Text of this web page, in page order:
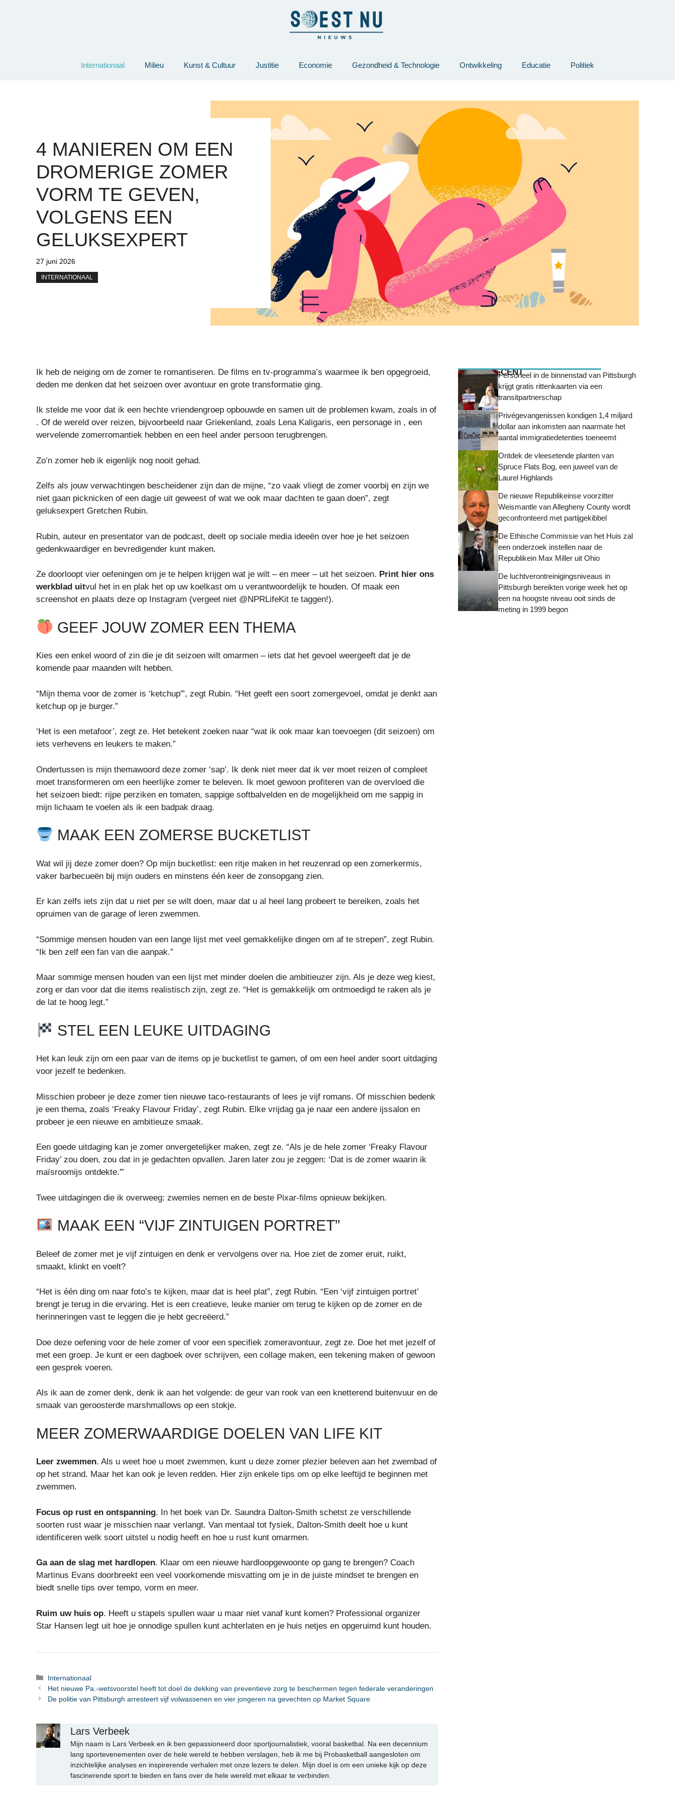
Internationaal Milieu Kunst & Cultuur Justitie Economie Gezondheid & Technologie Ontwikkeling Educatie Politiek
4 MANIEREN OM EEN ​​
DROMERIGE ZOMER
VORM TE GEVEN,
VOLGENS EEN
GELUKSEXPERT
27 juni 2026
INTERNATIONAAL
Ik heb de neiging om de zomer te romantiseren. De films en tv-programma’s waarmee ik ben opgegroeid,
deden me denken dat het seizoen over avontuur en grote transformatie ging.
Ik stelde me voor dat ik een hechte vriendengroep opbouwde en samen uit de problemen kwam, zoals in of
. Of de wereld over reizen, bijvoorbeeld naar Griekenland, zoals Lena Kaligaris, een personage in , een
wervelende zomerromantiek hebben en een heel ander persoon terugbrengen.
Zo’n zomer heb ik eigenlijk nog nooit gehad.
Zelfs als jouw verwachtingen bescheidener zijn dan de mijne, “zo vaak vliegt de zomer voorbij en zijn we
niet gaan picknicken of een dagje uit geweest of wat we ook maar dachten te gaan doen”, zegt
geluksexpert Gretchen Rubin.
Rubin, auteur en presentator van de podcast, deelt op sociale media ideeën over hoe je het seizoen
gedenkwaardiger en bevredigender kunt maken.
Ze doorloopt vier oefeningen om je te helpen krijgen wat je wilt – en meer – uit het seizoen. Print hier ons
werkblad uitvul het in en plak het op uw koelkast om u verantwoordelijk te houden. Of maak een
screenshot en plaats deze op Instagram (vergeet niet @NPRLifeKit te taggen!).
GEEF JOUW ZOMER EEN THEMA
Kies een enkel woord of zin die je dit seizoen wilt omarmen – iets dat het gevoel weergeeft dat je de
komende paar maanden wilt hebben.
“Mijn thema voor de zomer is ‘ketchup'”, zegt Rubin. “Het geeft een soort zomergevoel, omdat je denkt aan
ketchup op je burger.”
‘Het is een metafoor’, zegt ze. Het betekent zoeken naar “wat ik ook maar kan toevoegen (dit seizoen) om
iets verhevens en leukers te maken.”
Ondertussen is mijn themawoord deze zomer ‘sap’. Ik denk niet meer dat ik ver moet reizen of compleet
moet transformeren om een ​​heerlijke zomer te beleven. Ik moet gewoon profiteren van de overvloed die
het seizoen biedt: rijpe perziken en tomaten, sappige softbalvelden en de mogelijkheid om me sappig in
mijn lichaam te voelen als ik een badpak draag.
MAAK EEN ZOMERSE BUCKETLIST
Wat wil jij deze zomer doen? Op mijn bucketlist: een ritje maken in het reuzenrad op een zomerkermis,
vaker barbecueën bij mijn ouders en minstens één keer de zonsopgang zien.
Er kan zelfs iets zijn dat u niet per se wilt doen, maar dat u al heel lang probeert te bereiken, zoals het
opruimen van de garage of leren zwemmen.
“Sommige mensen houden van een lange lijst met veel gemakkelijke dingen om af te strepen”, zegt Rubin.
“Ik ben zelf een fan van die aanpak.”
Maar sommige mensen houden van een lijst met minder doelen die ambitieuzer zijn. Als je deze weg kiest,
zorg er dan voor dat die items realistisch zijn, zegt ze. “Het is gemakkelijk om ontmoedigd te raken als je
de lat te hoog legt.”
STEL EEN LEUKE UITDAGING
Het kan leuk zijn om een ​​paar van de items op je bucketlist te gamen, of om een ​​heel ander soort uitdaging
voor jezelf te bedenken.
Misschien probeer je deze zomer tien nieuwe taco-restaurants of lees je vijf romans. Of misschien bedenk
je een thema, zoals ‘Freaky Flavour Friday’, zegt Rubin. Elke vrijdag ga je naar een andere ijssalon en
probeer je een nieuwe en ambitieuze smaak.
Een goede uitdaging kan je zomer onvergetelijker maken, zegt ze. “Als je de hele zomer ‘Freaky Flavour
Friday’ zou doen, zou dat in je gedachten opvallen. Jaren later zou je zeggen: ‘Dat is de zomer waarin ik
maïsroomijs ontdekte.'”
Twee uitdagingen die ik overweeg: zwemles nemen en de beste Pixar-films opnieuw bekijken.
MAAK EEN “VIJF ZINTUIGEN PORTRET”
Beleef de zomer met je vijf zintuigen en denk er vervolgens over na. Hoe ziet de zomer eruit, ruikt,
smaakt, klinkt en voelt?
“Het is één ding om naar foto’s te kijken, maar dat is heel plat”, zegt Rubin. “Een ‘vijf zintuigen portret’
brengt je terug in die ervaring. Het is een creatieve, leuke manier om terug te kijken op de zomer en de
herinneringen vast te leggen die je hebt gecreëerd.”
Doe deze oefening voor de hele zomer of voor een specifiek zomeravontuur, zegt ze. Doe het met jezelf of
met een groep. Je kunt er een dagboek over schrijven, een collage maken, een tekening maken of gewoon
een gesprek voeren.
Als ik aan de zomer denk, denk ik aan het volgende: de geur van rook van een knetterend buitenvuur en de
smaak van geroosterde marshmallows op een stokje.
MEER ZOMERWAARDIGE DOELEN VAN LIFE KIT
Leer zwemmen. Als u weet hoe u moet zwemmen, kunt u deze zomer plezier beleven aan het zwembad of
op het strand. Maar het kan ook je leven redden. Hier zijn enkele tips om op elke leeftijd te beginnen met
zwemmen.
Focus op rust en ontspanning. In het boek van Dr. Saundra Dalton-Smith schetst ze verschillende
soorten rust waar je misschien naar verlangt. Van mentaal tot fysiek, Dalton-Smith deelt hoe u kunt
identificeren welk soort uitstel u nodig heeft en hoe u rust kunt omarmen.
Ga aan de slag met hardlopen. Klaar om een ​​nieuwe hardloopgewoonte op gang te brengen? Coach
Martinus Evans doorbreekt een veel voorkomende misvatting om je in de juiste mindset te brengen en
biedt snelle tips over tempo, vorm en meer.
Ruim uw huis op. Heeft u stapels spullen waar u maar niet vanaf kunt komen? Professional organizer
Star Hansen legt uit hoe je onnodige spullen kunt achterlaten en je huis netjes en opgeruimd kunt houden.
Categorieën
Internationaal
Het nieuwe Pa.-wetsvoorstel heeft tot doel de dekking van preventieve zorg te beschermen tegen federale veranderingen
De politie van Pittsburgh arresteert vijf volwassenen en vier jongeren na gevechten op Market Square
Lars Verbeek
Mijn naam is Lars Verbeek en ik ben gepassioneerd door sportjournalistiek, vooral basketbal. Na een decennium
lang sportevenementen over de hele wereld te hebben verslagen, heb ik me bij Probasketball aangesloten om
inzichtelijke analyses en inspirerende verhalen met onze lezers te delen. Mijn doel is om een unieke kijk op deze
fascinerende sport te bieden en fans over de hele wereld met elkaar te verbinden.
MEEST RECENTPersoneel in de binnenstad van Pittsburgh
krijgt gratis rittenkaarten via een
transitpartnerschap
Privégevangenissen kondigen 1,4 miljard
dollar aan inkomsten aan naarmate het
aantal immigratiedetenties toeneemt
Ontdek de vleesetende planten van
Spruce Flats Bog, een juweel van de
Laurel Highlands
De nieuwe Republikeinse voorzitter
Weismantle van Allegheny County wordt
geconfronteerd met partijgekibbel
De Ethische Commissie van het Huis zal
een onderzoek instellen naar de
Republikein Max Miller uit Ohio
De luchtverontreinigingsniveaus in
Pittsburgh bereikten vorige week het op
een na hoogste niveau ooit sinds de
meting in 1999 begon